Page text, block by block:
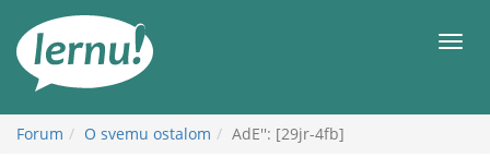
Meni
Forum O svemu ostalom AdE'': [29jr-4fb]